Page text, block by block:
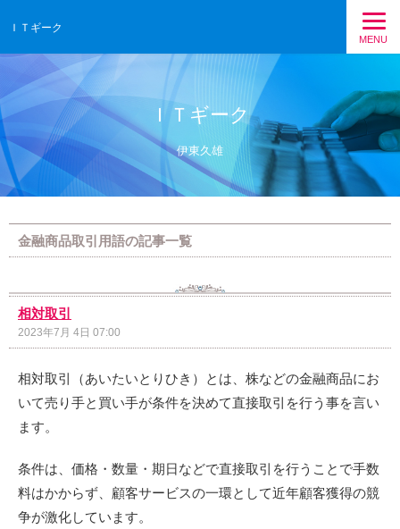
ＩＴギーク
MENU
ＩＴギーク
伊東久雄
金融商品取引用語の記事一覧
相対取引
2023年7月 4日 07:00
相対取引（あいたいとりひき）とは、株などの金融商品にお
いて売り手と買い手が条件を決めて直接取引を行う事を言い
ます。
条件は、価格・数量・期日などで直接取引を行うことで手数
料はかからず、顧客サービスの一環として近年顧客獲得の競
争が激化しています。